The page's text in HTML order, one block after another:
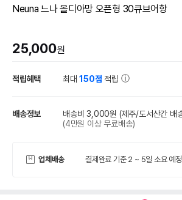
Neuna 느나 올디아망 오픈형 30큐브어항
25,000원
적립혜택 최대150점 적립
배송정보 배송비 3,000원 (제주/도서산간 배
(4만원 이상 무료배송)
업체배송 결제완료 기준 2 ~ 5일 소요 예정